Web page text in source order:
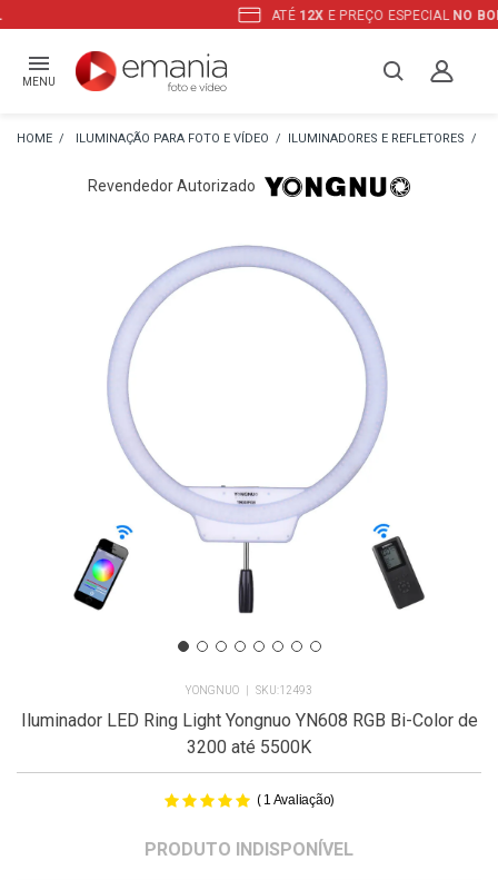
E PREÇO ESPECIALNO BOLETO
MENU
ILUMINAÇÃO PARA FOTO E VÍDEO ILUMINADORES E REFLETORES
Revendedor Autorizado
YONGNUO 12493
Iluminador LED Ring Light Yongnuo YN608 RGB Bi-Color de
3200 até 5500K
( 1 Avaliação)